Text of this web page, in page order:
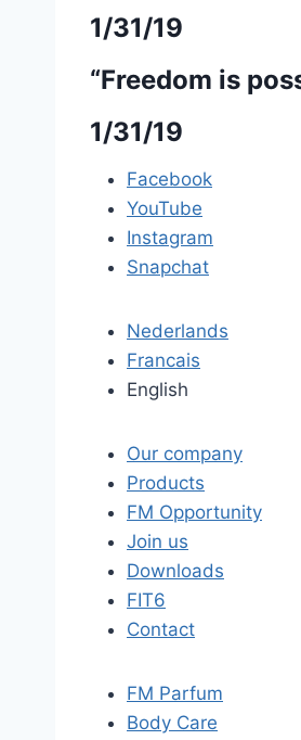
1/31/19
“Freedom is
1/31/19
Facebook
YouTube
Instagram
Snapchat
Nederlands
Francais
English
Our company
Products
FM Opportunity
Join us
Downloads
FIT6
Contact
FM Parfum
Body Care